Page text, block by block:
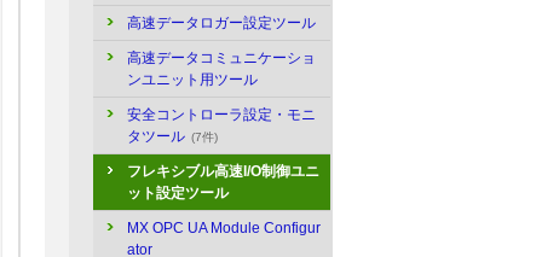
高速データロガー設定ツール
高速データコミュニケーショ
ンユニット用ツール
安全コントローラ設定・モニ
タツール (7件)
フレキシブル高速I/O制御ユニ
ット設定ツール
MX OPC UA Module Configur
ator